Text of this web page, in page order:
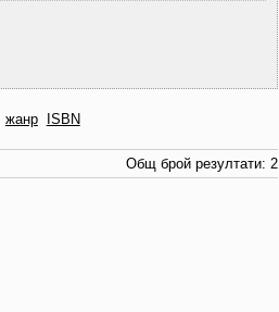
жанр ISBN
Общ брой резултати: 2